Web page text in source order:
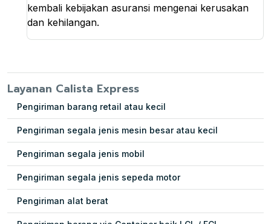
kembali kebijakan asuransi mengenai kerusakan
dan kehilangan.
Layanan Calista Express
Pengiriman barang retail atau kecil
Pengiriman segala jenis mesin besar atau kecil
Pengiriman segala jenis mobil
Pengiriman segala jenis sepeda motor
Pengiriman alat berat